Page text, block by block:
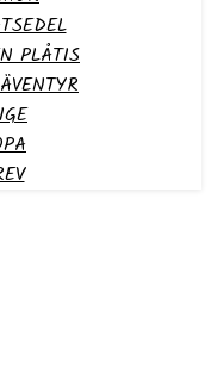
PLÅTIS